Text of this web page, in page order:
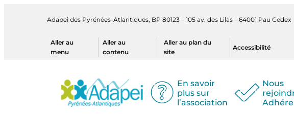
Adapei des Pyrénées-Atlantiques, BP 80123 – 105 av. des Lilas – 64001 Pau
Aller au
menu
Aller au
contenu
Aller au plan du
site
Accessibilité
En savoir
plus sur
l’association
Nous